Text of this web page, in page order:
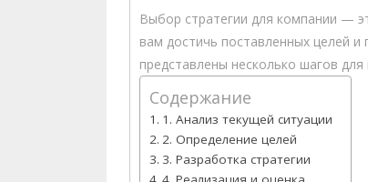
Выбор стратегии для компании —
вам достичь поставленных целей
представлены несколько шагов
Содержание
1. Анализ текущей ситуации
2. Определение целей
3. Разработка стратегии